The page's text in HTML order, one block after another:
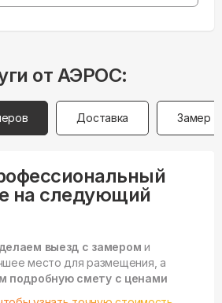
от АЭРОС:
Доставка Замер
на следующий
выезд с замером и
место для размещения, а
подробную смету с ценами